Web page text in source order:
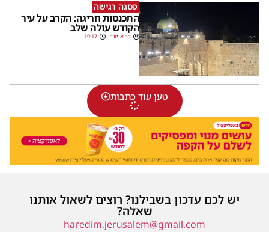
פסגה רגישה
התכנסות חריגה: הקרב על עיר
הקודש עולה שלב
דב אייזנר 19:17
טען עוד כתבות
יש לכם עדכון בשבילנו? רוצים לשאול אותנו
שאלה?
haredim.jerusalem@gmail.com